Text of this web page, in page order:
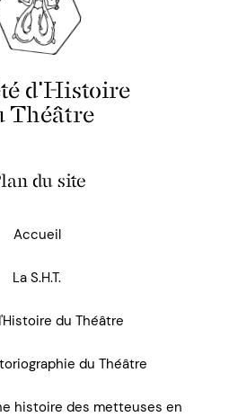
d'Histoire
Théâtre
du site
Accueil
La S.H.T.
du Théâtre
du Théâtre
histoire des metteuses en